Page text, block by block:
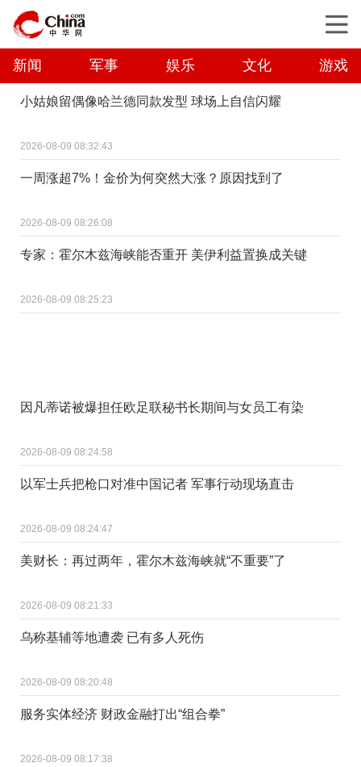
新闻 军事 娱乐 文化 游戏
小姑娘留偶像哈兰德同款发型 球场上自信闪耀
2026-08-09 08:32:43
一周涨超7%！金价为何突然大涨？原因找到了
2026-08-09 08:26:08
专家：霍尔木兹海峡能否重开 美伊利益置换成关键
2026-08-09 08:25:23
因凡蒂诺被爆担任欧足联秘书长期间与女员工有染
2026-08-09 08:24:58
以军士兵把枪口对准中国记者 军事行动现场直击
2026-08-09 08:24:47
美财长：再过两年，霍尔木兹海峡就“不重要”了
2026-08-09 08:21:33
乌称基辅等地遭袭 已有多人死伤
2026-08-09 08:20:48
服务实体经济 财政金融打出“组合拳”
2026-08-09 08:17:38